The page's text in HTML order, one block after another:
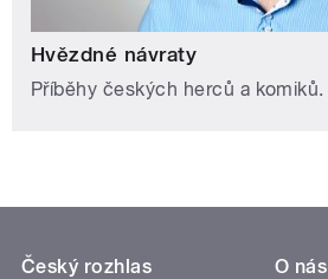
Hvězdné návraty
Příběhy českých herců a komiků.
Český rozhlas
O nás